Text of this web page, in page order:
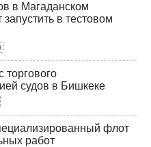
в Магаданском
в тестовом
торгового
судов в Бишкеке
флот
работ